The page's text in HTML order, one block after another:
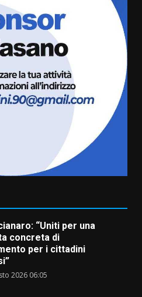
in festa, domani sera
con Uccio De
2026 07:30
Giovanili e Mobilità
premiati gli studenti
del bando “La strada
2026 07:15
in festa, pienone sul
Uccio De Santis: la
Losavio
“Uniti per una
concreta di
per i cittadini
2026 06:05